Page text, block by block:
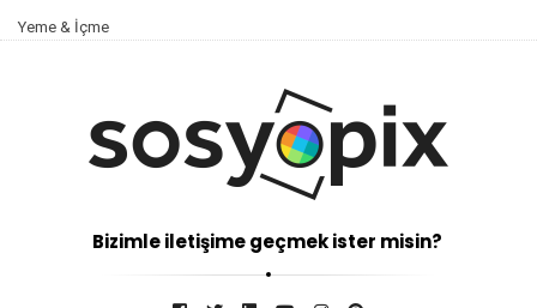
Yeme & İçme
Bizimle iletişime geçmek ister misin?